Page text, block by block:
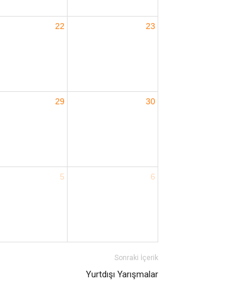
22 23
29 30
5 6
Sonraki İçerik
Yurtdışı Yarışmalar